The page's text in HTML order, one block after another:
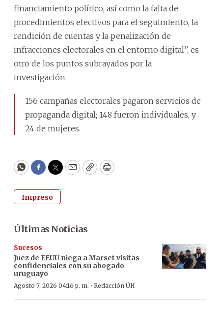
financiamiento político, así como la falta de
procedimientos efectivos para el seguimiento, la
rendición de cuentas y la penalización de
infracciones electorales en el entorno digital”, es
otro de los puntos subrayados por la
investigación.
156 campañas electorales pagaron servicios de
propaganda digital; 148 fueron individuales, y
24 de mujeres.
WhatsApp
Facebook
Twitter
EmailCopyPrint
Impreso
Últimas Noticias
Sucesos
Juez de EEUU niega a Marset visitas
confidenciales con su abogado
uruguayo
Agosto 7, 2026 04:16 p. m. · Redacción ÚH